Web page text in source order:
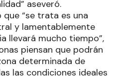
aseveró.
“se trata es una
y lamentablemente
llevará mucho tiempo”,
piensan que podrán
determinada de
las condiciones ideales